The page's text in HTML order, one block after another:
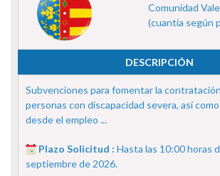
Comunidad
(cuantía según
DESCRIPCIÓN
Subvenciones para fomentar la
personas con discapacidad severa, así
desde el empleo ...
Plazo Solicitud : Hasta las 10:00 horas
septiembre de 2026.